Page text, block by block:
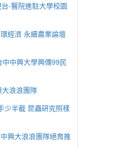
-醫院進駐大學校園
經濟 永續農業論壇
中興大學興傳99民
浪浪團隊
少半截 昆蟲研究照樣
興大浪浪團隊絕育推